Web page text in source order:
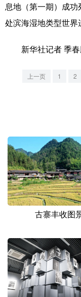
文化产业
地方频道
山东
广东
四川
陕西
新疆
多语种频道
English
息地（第一期）成
处滨海湿地类型世界
新华社记者 季春
上一页 1 2
古寨丰收图